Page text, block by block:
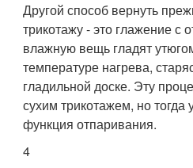
Другой способ вернуть
трикотажу - это глажение с
влажную вещь гладят
температуре нагрева,
гладильной доске. Эту
сухим трикотажем, но тогда
функция отпаривания.
4